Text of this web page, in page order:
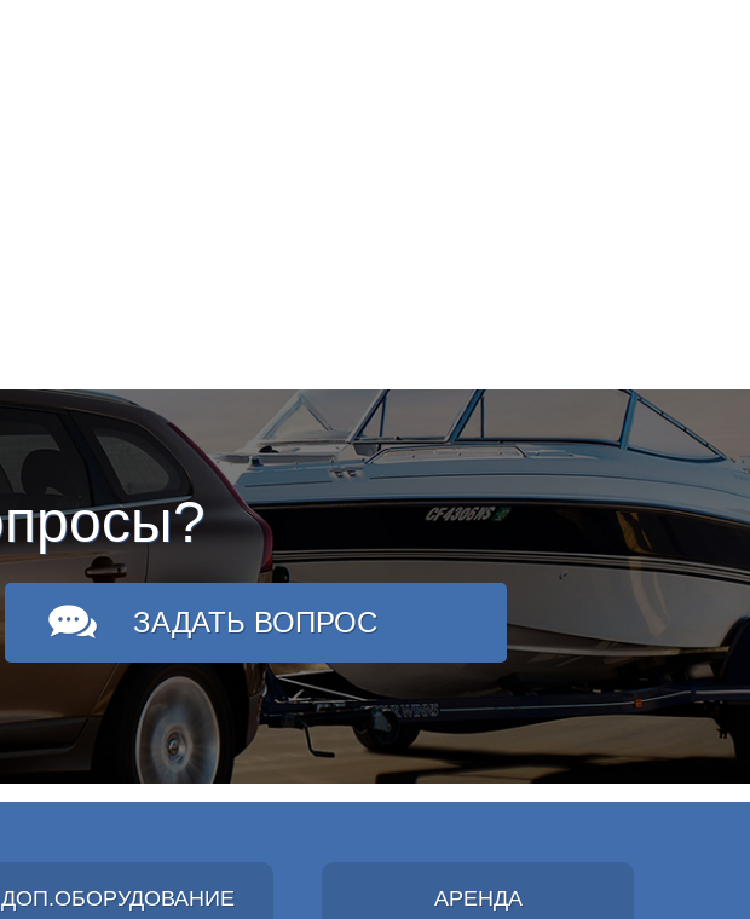
ЗАДАТЬ ВОПРОС
ДОП.ОБОРУДОВАНИЕ АРЕНДА